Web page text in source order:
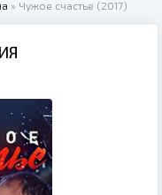
» Чужое счастье (2017)